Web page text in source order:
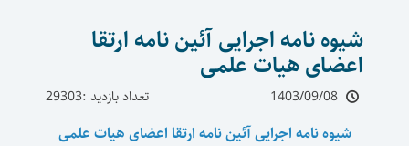
شیوه نامه اجرایی آئین نامه ارتقا
اعضای هیات علمی
تعداد بازدید :29303
شیوه نامه اجرایی آئین نامه ارتقا اعضای هیات علمی